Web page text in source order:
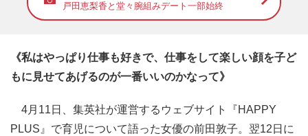
戸田恵梨香と堂々腕組みデート一部始終
《私はやっぱり仕事も好きで、仕事をして楽しい顔を子ど
もに見せてあげるのが一番いいのかなって》
4月11日、集英社が運営するウェブサイト『HAPPY
PLUS』で育児について語った女優の前田敦子。翌12日に